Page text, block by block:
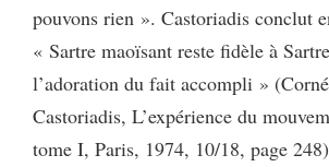
pouvons rien ». Castoriadis conclut
« Sartre maoïsant reste fidèle à
l’adoration du fait accompli »
Castoriadis, L’expérience du
tome I, Paris, 1974, 10/18, page